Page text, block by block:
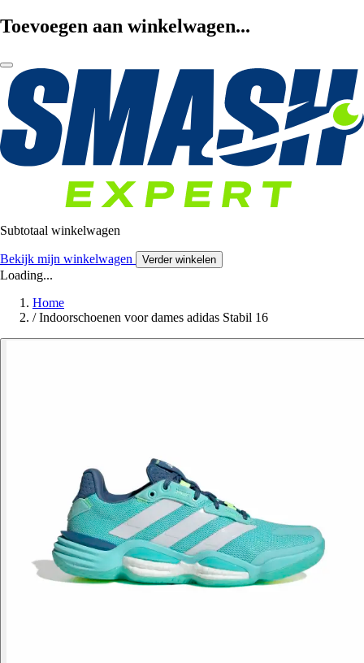
Toevoegen aan winkelwagen...
Subtotaal winkelwagen
Bekijk mijn winkelwagen Verder winkelen
Loading...
Home
/ Indoorschoenen voor dames adidas Stabil 16